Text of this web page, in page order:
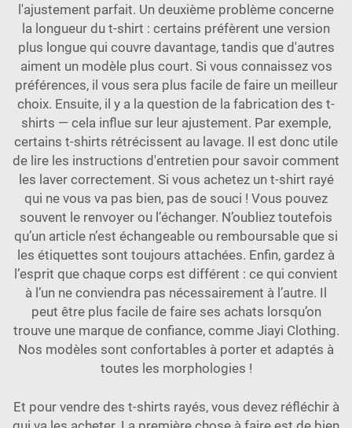
l'ajustement parfait. Un deuxième problème concerne
la longueur du t-shirt : certains préfèrent une version
plus longue qui couvre davantage, tandis que d'autres
aiment un modèle plus court. Si vous connaissez vos
préférences, il vous sera plus facile de faire un meilleur
choix. Ensuite, il y a la question de la fabrication des t-
shirts — cela influe sur leur ajustement. Par exemple,
certains t-shirts rétrécissent au lavage. Il est donc utile
de lire les instructions d'entretien pour savoir comment
les laver correctement. Si vous achetez un t-shirt rayé
qui ne vous va pas bien, pas de souci ! Vous pouvez
souvent le renvoyer ou l’échanger. N’oubliez toutefois
qu’un article n’est échangeable ou remboursable que si
les étiquettes sont toujours attachées. Enfin, gardez à
l’esprit que chaque corps est différent : ce qui convient
à l’un ne conviendra pas nécessairement à l’autre. Il
peut être plus facile de faire ses achats lorsqu’on
trouve une marque de confiance, comme Jiayi Clothing.
Nos modèles sont confortables à porter et adaptés à
toutes les morphologies !
Et pour vendre des t-shirts rayés, vous devez réfléchir à